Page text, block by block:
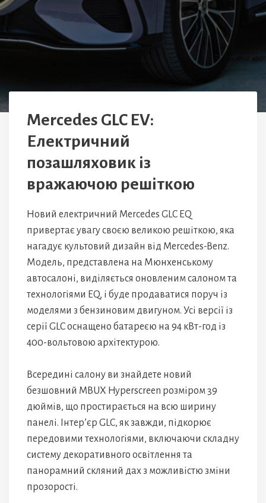
Mercedes GLC EV:
Електричний
позашляховик із
вражаючою решіткою
Новий електричний Mercedes GLC EQ
привертає увагу своєю великою решіткою, яка
нагадує культовий дизайн від Mercedes-Benz.
Модель, представлена на Мюнхенському
автосалоні, виділяється оновленим салоном та
технологіями EQ, і буде продаватися поруч із
моделями з бензиновим двигуном. Усі версії із
серії GLC оснащено батареєю на 94 кВт-год із
400-вольтовою архітектурою.
Всередині салону ви знайдете новий
безшовний MBUX Hyperscreen розміром 39
дюймів, що простирається на всю ширину
панелі. Інтер’єр GLC, як завжди, підкорює
передовими технологіями, включаючи складну
систему декоративного освітлення та
панорамний скляний дах з можливістю зміни
прозорості.